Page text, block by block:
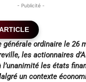
- Publicité -
générale ordinaire le 26
les actionnaires
l’unanimité les états
un contexte